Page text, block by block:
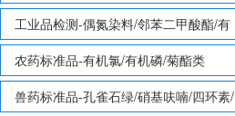
酸甲酯等
工业品检测-偶氮染料/邻苯二甲酸酯/有
机锡/多溴联苯/多溴联苯醚/多氯联苯
农药标准品-有机氯/有机磷/菊酯类
兽药标准品-孔雀石绿/硝基呋喃/四环素/